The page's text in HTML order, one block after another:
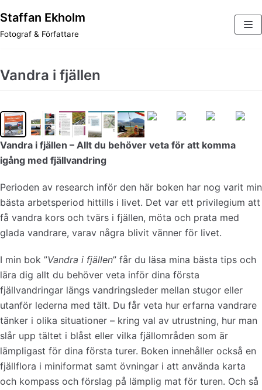
Hoppa
Staffan Ekholm
Fotograf & Författare
Vandra i fjällen
Vandra i fjällen – Allt du behöver veta för att komma
igång med fjällvandring
Perioden av research inför den här boken har nog varit min
bästa arbetsperiod hittills i livet. Det var ett privilegium att
få vandra kors och tvärs i fjällen, möta och prata med
glada vandrare, varav några blivit vänner för livet.
I min bok ”Vandra i fjällen” får du läsa mina bästa tips och
lära dig allt du behöver veta inför dina första
fjällvandringar längs vandringsleder mellan stugor eller
utanför lederna med tält. Du får veta hur erfarna vandrare
tänker i olika situationer – kring val av utrustning, hur man
slår upp tältet i blåst eller vilka fjällområden som är
lämpligast för dina första turer. Boken innehåller också en
fjällflora i miniformat samt övningar i att använda karta
och kompass och förslag på lämplig mat för turen. Och så